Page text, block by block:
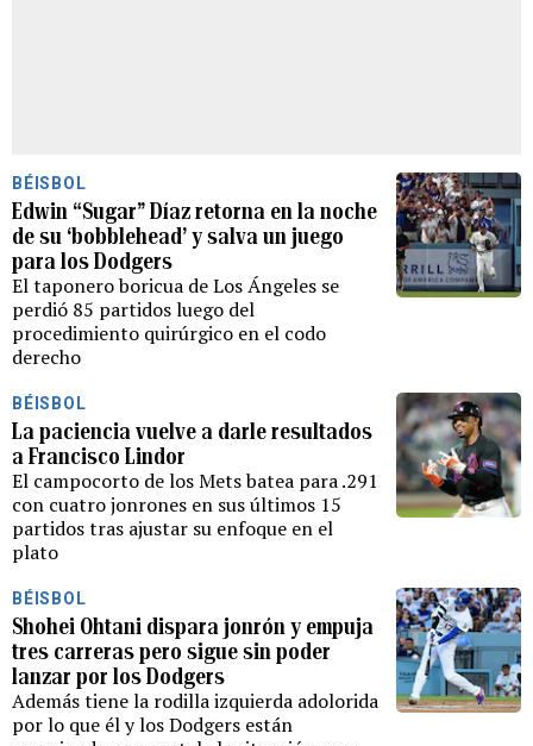
BÉISBOL
Edwin “Sugar” Díaz retorna en la noche
de su ‘bobblehead’ y salva un juego
para los Dodgers
El taponero boricua de Los Ángeles se
perdió 85 partidos luego del
procedimiento quirúrgico en el codo
derecho
BÉISBOL
La paciencia vuelve a darle resultados
a Francisco Lindor
El campocorto de los Mets batea para .291
con cuatro jonrones en sus últimos 15
partidos tras ajustar su enfoque en el
plato
BÉISBOL
Shohei Ohtani dispara jonrón y empuja
tres carreras pero sigue sin poder
lanzar por los Dodgers
Además tiene la rodilla izquierda adolorida
por lo que él y los Dodgers están